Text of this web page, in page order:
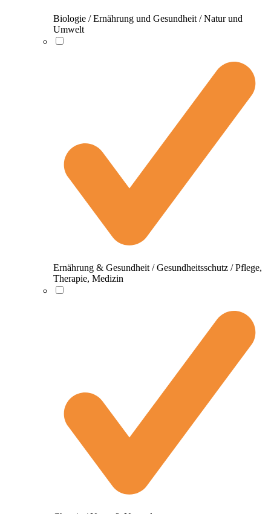
Biologie / Ernährung und Gesundheit / Natur und
Umwelt
Ernährung & Gesundheit / Gesundheitsschutz / Pflege,
Therapie, Medizin